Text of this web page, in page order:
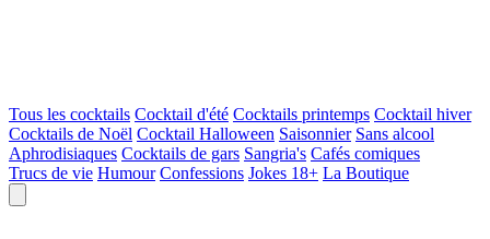
Tous les cocktails Cocktail d'été Cocktails printemps Cocktail hiver
Cocktails de Noël Cocktail Halloween Saisonnier Sans alcool
Aphrodisiaques Cocktails de gars Sangria's Cafés comiques
Trucs de vie Humour Confessions Jokes 18+ La Boutique